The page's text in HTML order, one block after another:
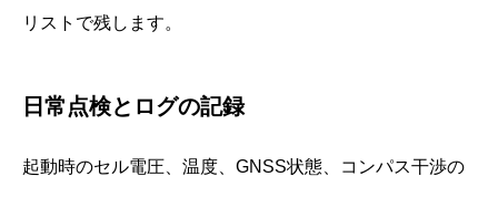
リストで残します。
日常点検とログの記録
起動時のセル電圧、温度、GNSS状態、コンパス干渉の